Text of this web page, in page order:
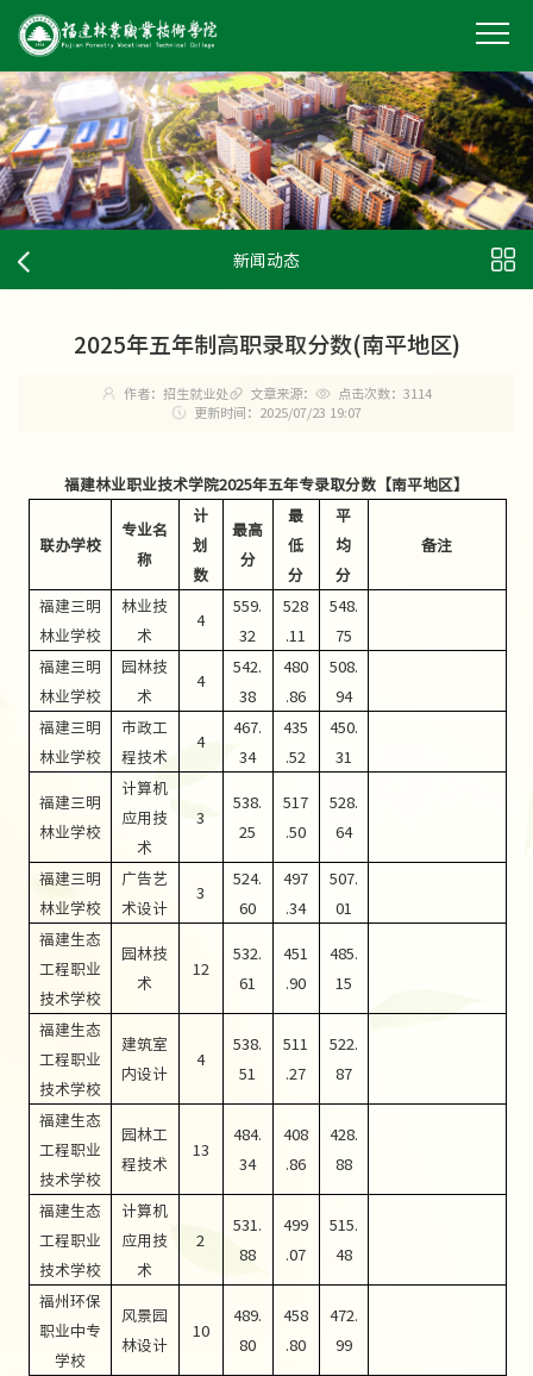
新闻动态
2025年五年制高职录取分数(南平地区)
作者：招生就业处 文章来源： 点击次数： 3114
更新时间：2025/07/23 19:07
福建林业职业技术学院2025年五年专录取分数【南平地区】
联办学校
专业名
称
计
划
数
最高
分
最
低
分
平
均
分
备注
福建三明
林业学校
林业技
术
4
559.
32
528
.11
548.
75
福建三明
林业学校
园林技
术
4
542.
38
480
.86
508.
94
福建三明
林业学校
市政工
程技术
4
467.
34
435
.52
450.
31
福建三明
林业学校
计算机
应用技
术
3
538.
25
517
.50
528.
64
福建三明
林业学校
广告艺
术设计
3
524.
60
497
.34
507.
01
福建生态
工程职业
技术学校
园林技
术
12
532.
61
451
.90
485.
15
福建生态
工程职业
技术学校
建筑室
内设计
4
538.
51
511
.27
522.
87
福建生态
工程职业
技术学校
园林工
程技术
13
484.
34
408
.86
428.
88
福建生态
工程职业
技术学校
计算机
应用技
术
2
531.
88
499
.07
515.
48
福州环保
职业中专
学校
风景园
林设计
10
489.
80
458
.80
472.
99